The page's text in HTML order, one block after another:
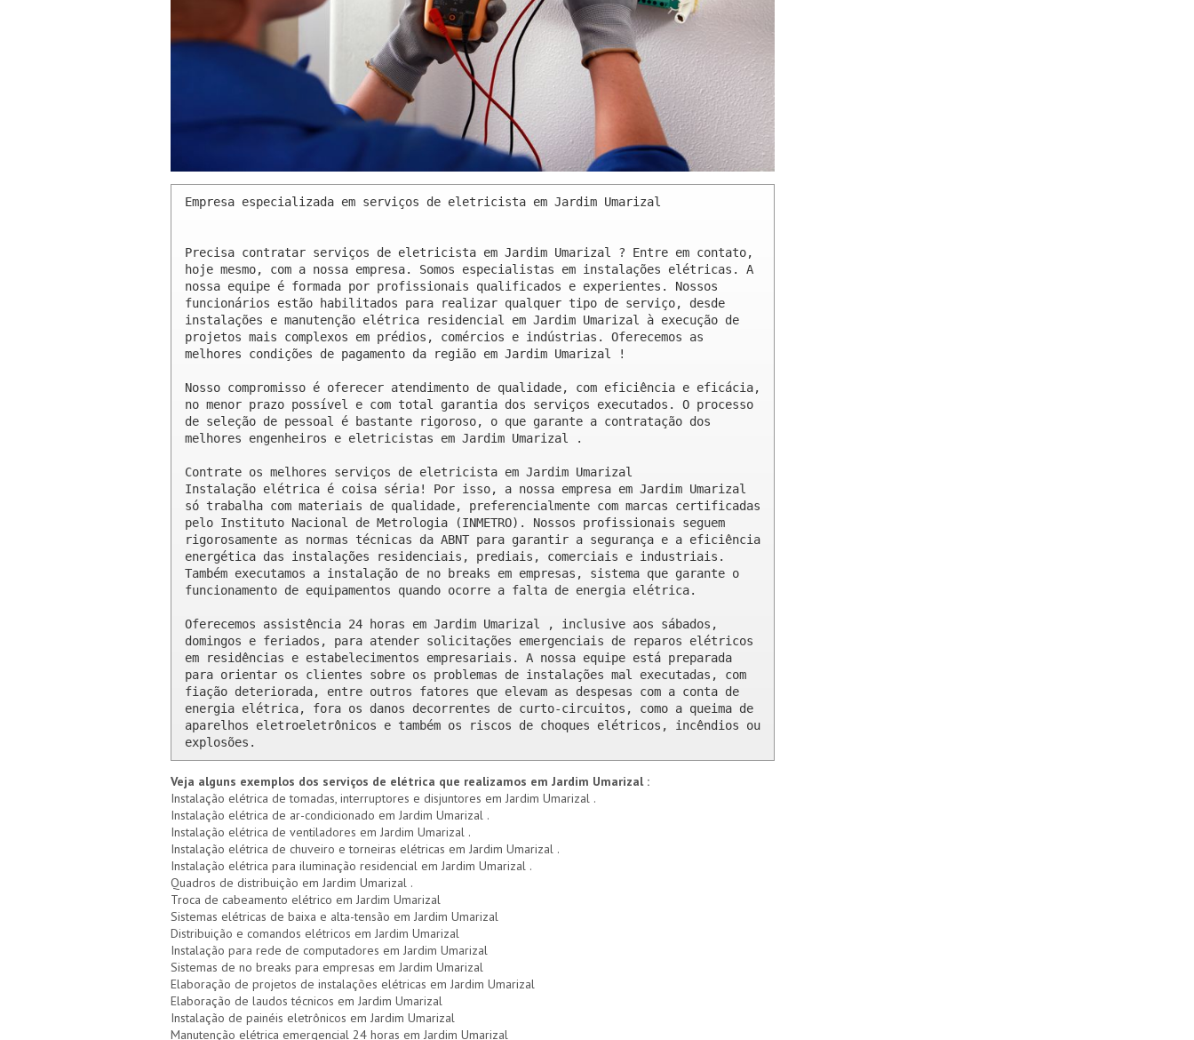
Empresa especializada em serviços de eletricista em Jardim Umarizal
Precisa contratar serviços de eletricista em Jardim Umarizal ? Entre em contato,
hoje mesmo, com a nossa empresa. Somos especialistas em instalações elétricas. A
nossa equipe é formada por profissionais qualificados e experientes. Nossos
funcionários estão habilitados para realizar qualquer tipo de serviço, desde
instalações e manutenção elétrica residencial em Jardim Umarizal à execução de
projetos mais complexos em prédios, comércios e indústrias. Oferecemos as
melhores condições de pagamento da região em Jardim Umarizal !
Nosso compromisso é oferecer atendimento de qualidade, com eficiência e eficácia,
no menor prazo possível e com total garantia dos serviços executados. O processo
de seleção de pessoal é bastante rigoroso, o que garante a contratação dos
melhores engenheiros e eletricistas em Jardim Umarizal .
Contrate os melhores serviços de eletricista em Jardim Umarizal
Instalação elétrica é coisa séria! Por isso, a nossa empresa em Jardim Umarizal
só trabalha com materiais de qualidade, preferencialmente com marcas certificadas
pelo Instituto Nacional de Metrologia (INMETRO). Nossos profissionais seguem
rigorosamente as normas técnicas da ABNT para garantir a segurança e a eficiência
energética das instalações residenciais, prediais, comerciais e industriais.
Também executamos a instalação de no breaks em empresas, sistema que garante o
funcionamento de equipamentos quando ocorre a falta de energia elétrica.
Oferecemos assistência 24 horas em Jardim Umarizal , inclusive aos sábados,
domingos e feriados, para atender solicitações emergenciais de reparos elétricos
em residências e estabelecimentos empresariais. A nossa equipe está preparada
para orientar os clientes sobre os problemas de instalações mal executadas, com
fiação deteriorada, entre outros fatores que elevam as despesas com a conta de
energia elétrica, fora os danos decorrentes de curto-circuitos, como a queima de
aparelhos eletroeletrônicos e também os riscos de choques elétricos, incêndios ou
explosões.
Veja alguns exemplos dos serviços de elétrica que realizamos em Jardim Umarizal :
Instalação elétrica de tomadas, interruptores e disjuntores em Jardim Umarizal .
Instalação elétrica de ar-condicionado em Jardim Umarizal .
Instalação elétrica de ventiladores em Jardim Umarizal .
Instalação elétrica de chuveiro e torneiras elétricas em Jardim Umarizal .
Instalação elétrica para iluminação residencial em Jardim Umarizal .
Quadros de distribuição em Jardim Umarizal .
Troca de cabeamento elétrico em Jardim Umarizal
Sistemas elétricas de baixa e alta-tensão em Jardim Umarizal
Distribuição e comandos elétricos em Jardim Umarizal
Instalação para rede de computadores em Jardim Umarizal
Sistemas de no breaks para empresas em Jardim Umarizal
Elaboração de projetos de instalações elétricas em Jardim Umarizal
Elaboração de laudos técnicos em Jardim Umarizal
Instalação de painéis eletrônicos em Jardim Umarizal
Manutenção elétrica emergencial 24 horas em Jardim Umarizal